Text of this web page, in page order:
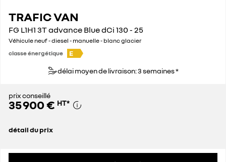
TRAFIC VAN
FG L1H1 3T advance Blue dCi 130 - 25
Véhicule neuf - diesel - manuelle - blanc glacier
classe énergétique
E
délai moyen de livraison: 3 semaines *
prix conseillé
35 900 € HT*
détail du prix